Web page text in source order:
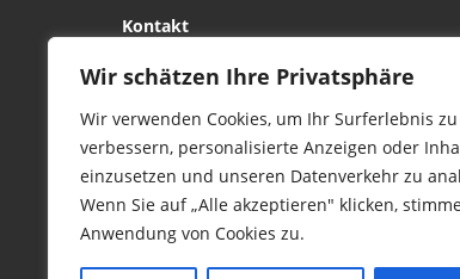
Wir schätzen Ihre Privatsphäre
Wir verwenden Cookies, um Ihr Surferlebnis zu
verbessern, personalisierte Anzeigen oder
einzusetzen und unseren Datenverkehr zu
Wenn Sie auf „Alle akzeptieren" klicken,
Anwendung von Cookies zu.
Kontakt
tierwork e.V.
Im alten Dorf 4
Tel 0172-4437307
service@tierwork.de